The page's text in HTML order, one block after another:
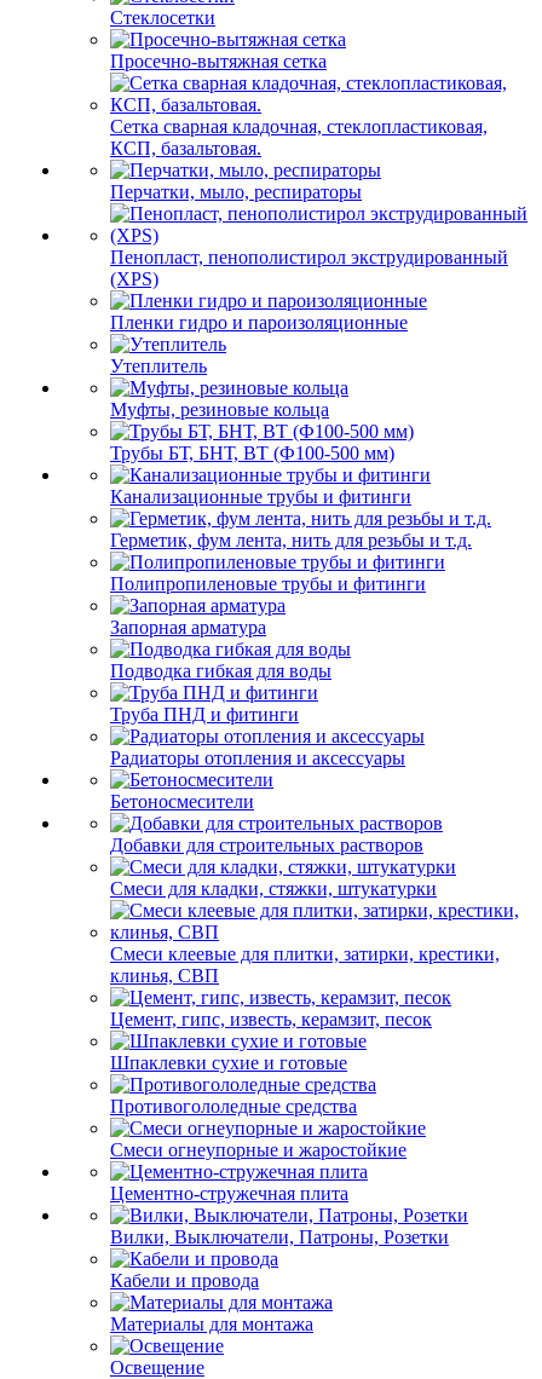
Стеклосетки
Просечно-вытяжная сетка
Сетка сварная кладочная, стеклопластиковая,
КСП, базальтовая.
Перчатки, мыло, респираторы
Пенопласт, пенополистирол экструдированный
(XPS)
Пленки гидро и пароизоляционные
Утеплитель
Муфты, резиновые кольца
Трубы БТ, БНТ, ВТ (Ф100-500 мм)
Канализационные трубы и фитинги
Герметик, фум лента, нить для резьбы и т.д.
Полипропиленовые трубы и фитинги
Запорная арматура
Подводка гибкая для воды
Труба ПНД и фитинги
Радиаторы отопления и аксессуары
Бетоносмесители
Добавки для строительных растворов
Смеси для кладки, стяжки, штукатурки
Смеси клеевые для плитки, затирки, крестики,
клинья, СВП
Цемент, гипс, известь, керамзит, песок
Шпаклевки сухие и готовые
Противогололедные средства
Смеси огнеупорные и жаростойкие
Цементно-стружечная плита
Вилки, Выключатели, Патроны, Розетки
Кабели и провода
Материалы для монтажа
Освещение